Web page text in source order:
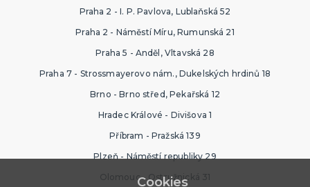
Praha 2 - I. P. Pavlova, Lublaňská 52
Praha 2 - Náměstí Míru, Rumunská 21
Praha 5 - Anděl, Vltavská 28
Praha 7 - Strossmayerovo nám., Dukelských hrdinů 18
Brno - Brno střed, Pekařská 12
Hradec Králové - Divišova 1
Příbram - Pražská 139
Plzeň - Náměstí republiky 29
Olomouc - Ostružnická 31
Cookies